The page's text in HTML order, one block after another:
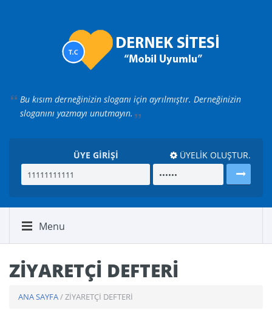
Bu kısım derneğinizin sloganı için ayrılmıştır. Derneğinizin
sloganını yazmayı unutmayın.
ÜYE GİRİŞİ ÜYELİK OLUŞTUR.
Menu
ZİYARETÇİ DEFTERİ
ANA SAYFA/ ZİYARETÇİ DEFTERİ